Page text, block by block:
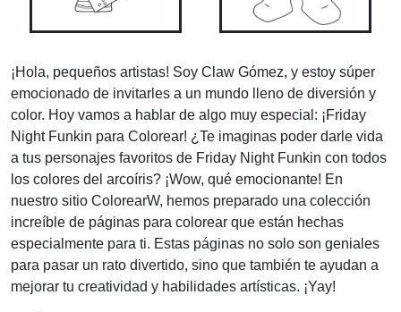
¡Hola, pequeños artistas! Soy Claw Gómez, y estoy súper
emocionado de invitarles a un mundo lleno de diversión y
color. Hoy vamos a hablar de algo muy especial: ¡Friday
Night Funkin para Colorear! ¿Te imaginas poder darle vida
a tus personajes favoritos de Friday Night Funkin con todos
los colores del arcoíris? ¡Wow, qué emocionante! En
nuestro sitio ColorearW, hemos preparado una colección
increíble de páginas para colorear que están hechas
especialmente para ti. Estas páginas no solo son geniales
para pasar un rato divertido, sino que también te ayudan a
mejorar tu creatividad y habilidades artísticas. ¡Yay!